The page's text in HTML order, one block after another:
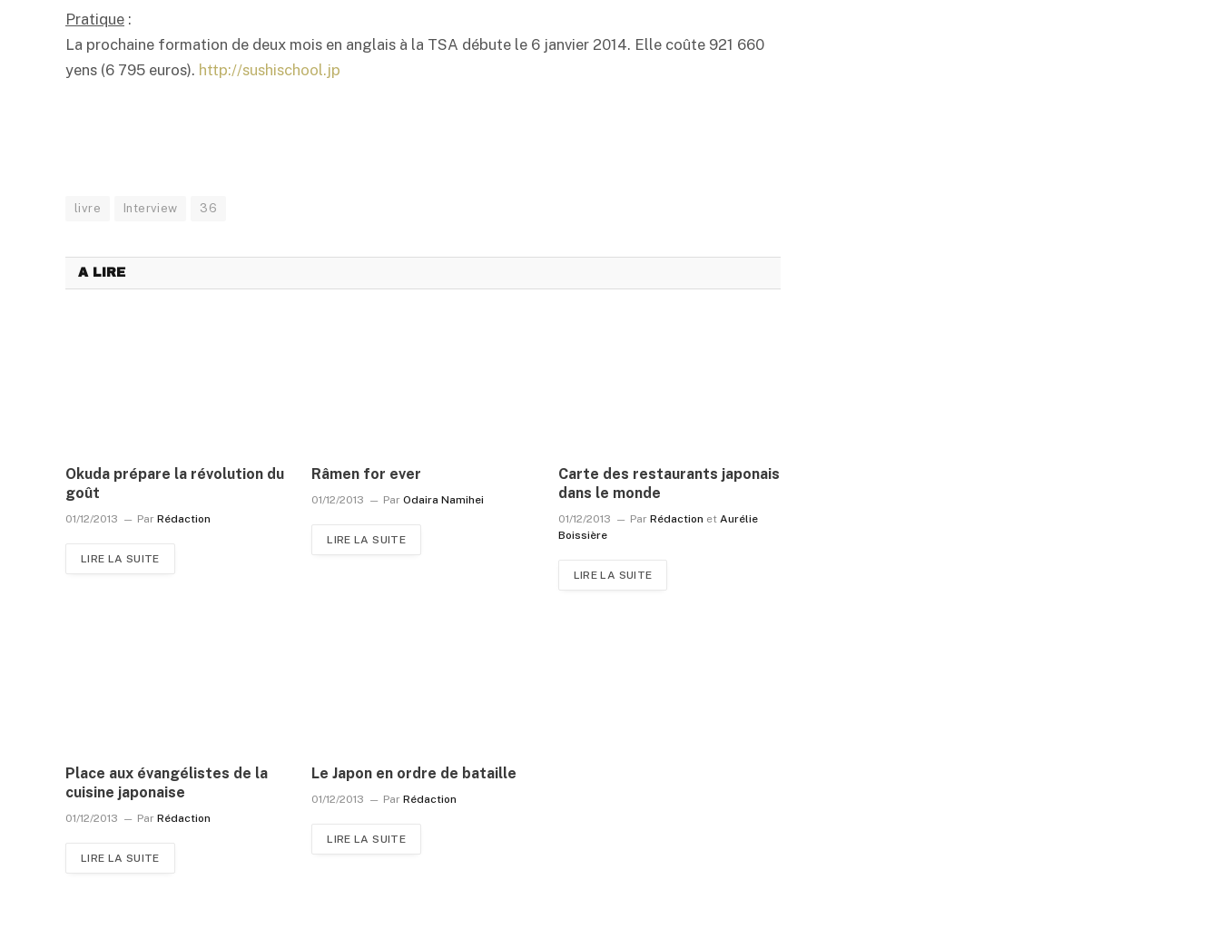
Pratique :
La prochaine formation de deux mois en anglais à la TSA débute le 6 janvier 2014. Elle coûte 921 660
yens (6 795 euros). http://sushischool.jp
livre Interview 36
A LIRE
Okuda prépare la révolution du
goût
01/12/2013 Par Rédaction
LIRE LA SUITE
Râmen for ever
01/12/2013 Par Odaira Namihei
LIRE LA SUITE
Carte des restaurants japonais
dans le monde
01/12/2013 Par Rédaction et Aurélie
Boissière
LIRE LA SUITE
Place aux évangélistes de la
cuisine japonaise
01/12/2013 Par Rédaction
LIRE LA SUITE
Le Japon en ordre de bataille
01/12/2013 Par Rédaction
LIRE LA SUITE